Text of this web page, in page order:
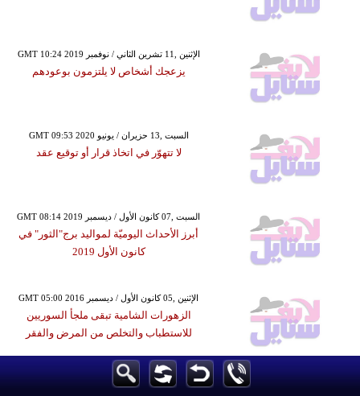
GMT 10:24 2019 الإثنين ,11 تشرين الثاني / نوفمبر
يزعجك أشخاص لا يلتزمون بوعودهم
GMT 09:53 2020 السبت ,13 حزيران / يونيو
لا تتهوّر في اتخاذ قرار أو توقيع عقد
GMT 08:14 2019 السبت ,07 كانون الأول / ديسمبر
أبرز الأحداث اليوميّة لمواليد برج"الثور" في
كانون الأول 2019
GMT 05:00 2016 الإثنين ,05 كانون الأول / ديسمبر
الزهورات الشامية تبقى ملجأ السوريين
للاستطباب والتخلص من المرض والفقر
GMT 14:26 2019 الإثنين ,11 تشرين الثاني / نوفمبر